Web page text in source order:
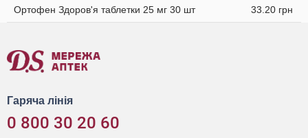
Ортофен Здоров'я таблетки 25 мг 30 шт 33.20 грн
Гаряча лінія
0 800 30 20 60